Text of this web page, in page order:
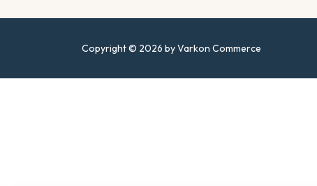
Copyright © 2026 by Varkon Commerce